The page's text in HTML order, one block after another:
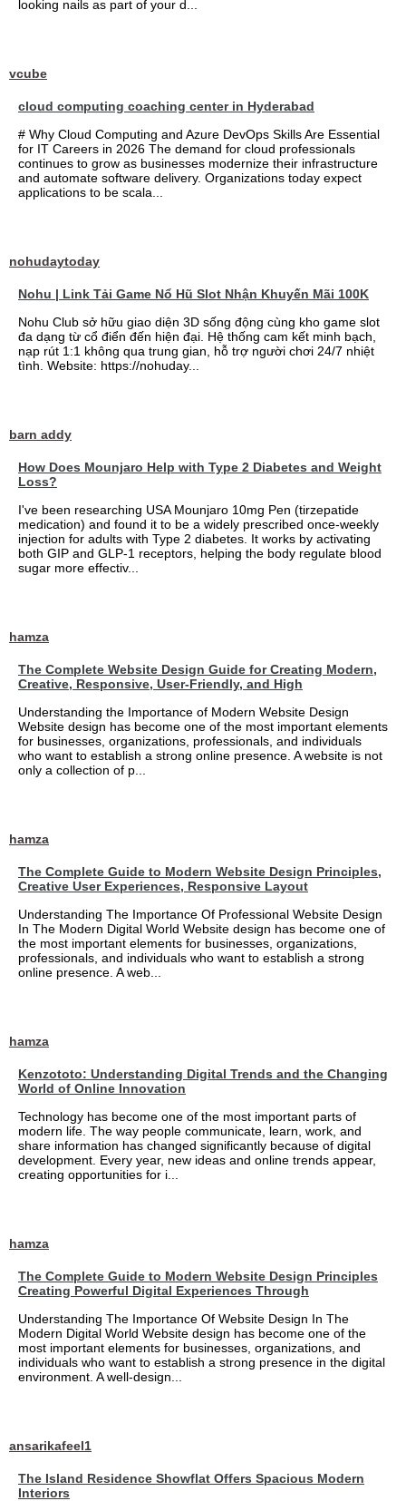
looking nails as part of your d...
vcube
cloud computing coaching center in Hyderabad
# Why Cloud Computing and Azure DevOps Skills Are Essential
for IT Careers in 2026 The demand for cloud professionals
continues to grow as businesses modernize their infrastructure
and automate software delivery. Organizations today expect
applications to be scala...
nohudaytoday
Nohu | Link Tải Game Nổ Hũ Slot Nhận Khuyến Mãi 100K
Nohu Club sở hữu giao diện 3D sống động cùng kho game slot
đa dạng từ cổ điển đến hiện đại. Hệ thống cam kết minh bạch,
nạp rút 1:1 không qua trung gian, hỗ trợ người chơi 24/7 nhiệt
tình. Website: https://nohuday...
barn addy
How Does Mounjaro Help with Type 2 Diabetes and Weight
Loss?
I've been researching USA Mounjaro 10mg Pen (tirzepatide
medication) and found it to be a widely prescribed once-weekly
injection for adults with Type 2 diabetes. It works by activating
both GIP and GLP-1 receptors, helping the body regulate blood
sugar more effectiv...
hamza
The Complete Website Design Guide for Creating Modern,
Creative, Responsive, User-Friendly, and High
Understanding the Importance of Modern Website Design
Website design has become one of the most important elements
for businesses, organizations, professionals, and individuals
who want to establish a strong online presence. A website is not
only a collection of p...
hamza
The Complete Guide to Modern Website Design Principles,
Creative User Experiences, Responsive Layout
Understanding The Importance Of Professional Website Design
In The Modern Digital World Website design has become one of
the most important elements for businesses, organizations,
professionals, and individuals who want to establish a strong
online presence. A web...
hamza
Kenzototo: Understanding Digital Trends and the Changing
World of Online Innovation
Technology has become one of the most important parts of
modern life. The way people communicate, learn, work, and
share information has changed significantly because of digital
development. Every year, new ideas and online trends appear,
creating opportunities for i...
hamza
The Complete Guide to Modern Website Design Principles
Creating Powerful Digital Experiences Through
Understanding The Importance Of Website Design In The
Modern Digital World Website design has become one of the
most important elements for businesses, organizations, and
individuals who want to establish a strong presence in the digital
environment. A well-design...
ansarikafeel1
The Island Residence Showflat Offers Spacious Modern
Interiors